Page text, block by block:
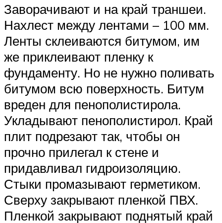
Заворачивают и на край траншеи.
Нахлест между лентами – 100 мм.
Ленты склеиваются битумом, им
же приклеивают пленку к
фундаменту. Но не нужно поливать
битумом всю поверхность. Битум
вреден для пенополистирола.
Укладывают пенополистирол. Край
плит подрезают так, чтобы он
прочно прилегал к стене и
придавливал гидроизоляцию.
Стыки промазывают герметиком.
Сверху закрывают пленкой ПВХ.
Пленкой закрывают поднятый край